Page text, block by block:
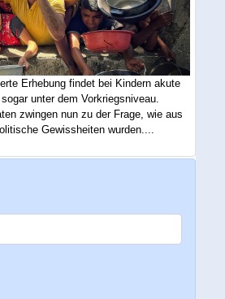
Erhebung findet bei Kindern akute
unter dem Vorkriegsniveau.
zwingen nun zu der Frage, wie aus
Gewissheiten wurden....